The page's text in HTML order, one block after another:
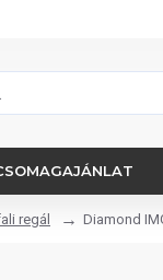
regál Diamond